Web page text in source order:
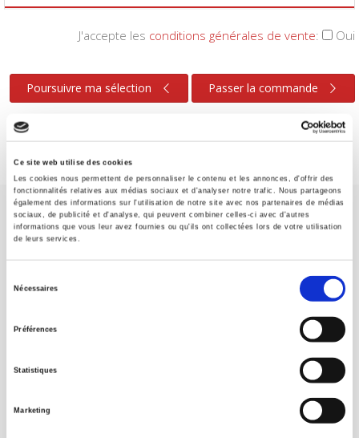
Ce site web utilise des cookies
Les cookies nous permettent de personnaliser le contenu et les annonces, d'offrir des
fonctionnalités relatives aux médias sociaux et d'analyser notre trafic. Nous partageons
également des informations sur l'utilisation de notre site avec nos partenaires de médias
sociaux, de publicité et d'analyse, qui peuvent combiner celles-ci avec d'autres
informations que vous leur avez fournies ou qu'ils ont collectées lors de votre utilisation
de leurs services.
Nécessaires
Préférences
Statistiques
Marketing
J'accepte les conditions générales de vente: Oui
Poursuivre ma sélection Passer la commande
Maison d'édition dédiée aux sciences humaines et sociales, les
Presses de Sciences Po participent depuis leur création en 1976
CONTACTS